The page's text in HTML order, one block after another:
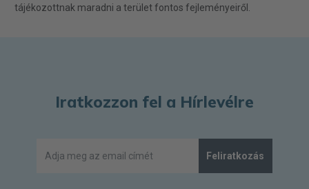
tájékozottnak maradni a terület fontos fejleményeiről.
Iratkozzon fel a Hírlevélre
Feliratkozás